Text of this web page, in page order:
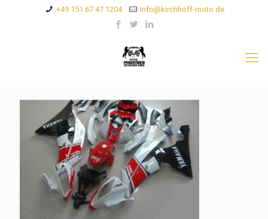
+49 151 67 47 1204 info@kirchhoff-moto.de